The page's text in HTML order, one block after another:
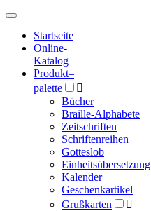
Hauptmenü
Hauptmenü
Startseite
Online-
Katalog
Produkt–
palette

Bücher
Braille-Alphabete
Zeitschriften
Schriftenreihen
Gotteslob
Einheitsübersetzung
Kalender
Geschenkartikel
Grußkarten
